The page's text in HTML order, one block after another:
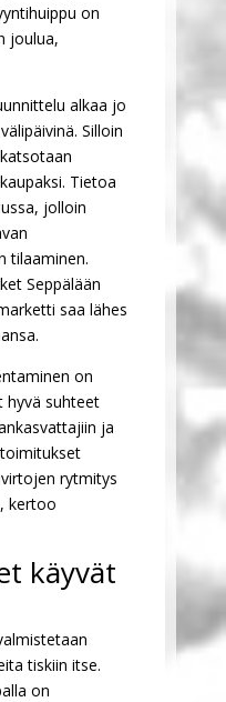
on
joulua,
alkaa jo
Silloin
Tietoa
jolloin
tilaaminen.
Seppälään
saa lähes
on
hyvä suhteet
ja
rytmitys
kertoo
käyvät
tiskiin itse.
on